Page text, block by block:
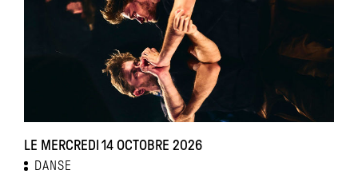
LE MERCREDI 14 OCTOBRE 2026
DANSE